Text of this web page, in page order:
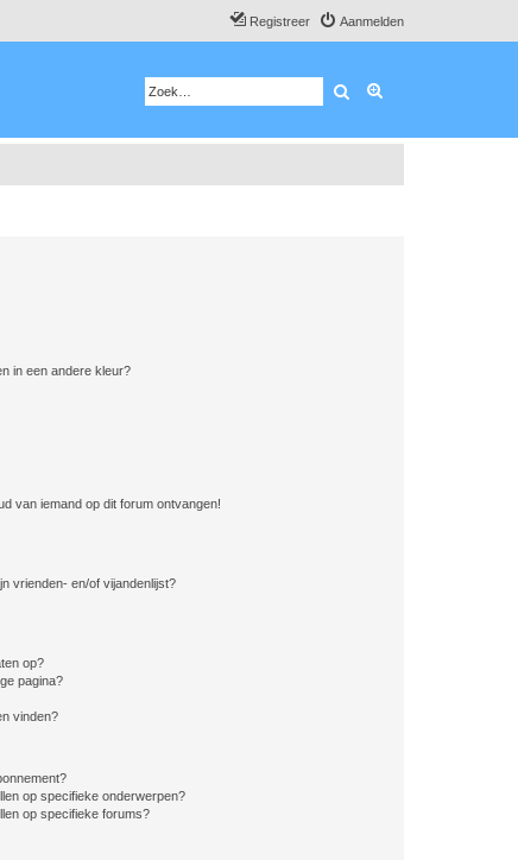
Aanmelden
Registreer
Zoek
in een andere kleur?
van iemand op dit forum ontvangen!
vrienden- en/of vijandenlijst?
op?
pagina?
vinden?
op specifieke onderwerpen?
op specifieke forums?